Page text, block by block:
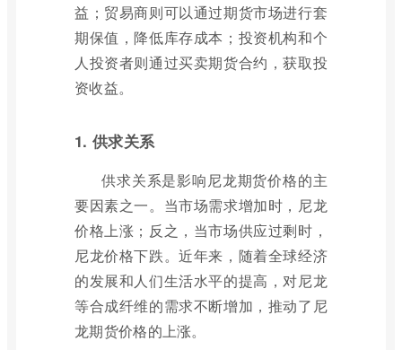
益；贸易商则可以通过期货市场进行套
期保值，降低库存成本；投资机构和个
人投资者则通过买卖期货合约，获取投
资收益。
1. 供求关系
供求关系是影响尼龙期货价格的主
要因素之一。当市场需求增加时，尼龙
价格上涨；反之，当市场供应过剩时，
尼龙价格下跌。近年来，随着全球经济
的发展和人们生活水平的提高，对尼龙
等合成纤维的需求不断增加，推动了尼
龙期货价格的上涨。